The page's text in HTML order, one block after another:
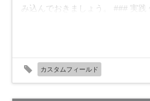
み込んでおきましょう。 ### 実践
カスタムフィールド